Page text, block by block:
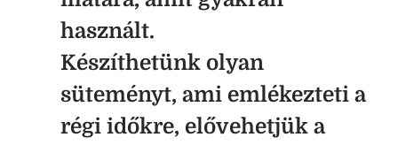
használt.
Készíthetünk olyan
süteményt, ami emlékezteti a
régi időkre, elővehetjük a